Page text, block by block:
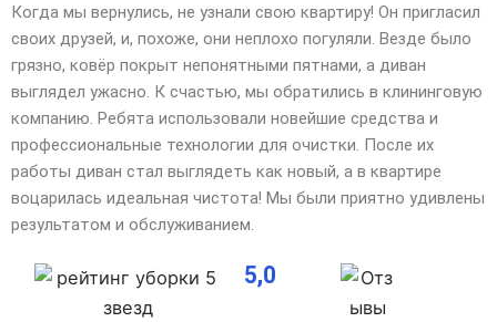
Когда мы вернулись, не узнали свою квартиру! Он пригласил
своих друзей, и, похоже, они неплохо погуляли. Везде было
грязно, ковёр покрыт непонятными пятнами, а диван
выглядел ужасно. К счастью, мы обратились в клининговую
компанию. Ребята использовали новейшие средства и
профессиональные технологии для очистки. После их
работы диван стал выглядеть как новый, а в квартире
воцарилась идеальная чистота! Мы были приятно удивлены
результатом и обслуживанием.
5,0